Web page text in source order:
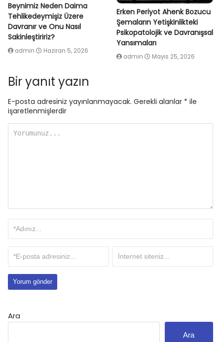
Beynimiz Neden Daima
Tehlikedeymişiz Üzere
Davranır ve Onu Nasıl
Sakinleştiririz?
admin Haziran 5, 2026
Erken Periyot Ahenk Bozucu
Şemaların Yetişkinlikteki
Psikopatolojik ve Davranışsal
Yansımaları
admin Mayıs 25, 2026
Bir yanıt yazın
E-posta adresiniz yayınlanmayacak. Gerekli alanlar * ile
işaretlenmişlerdir
Ara
Ara